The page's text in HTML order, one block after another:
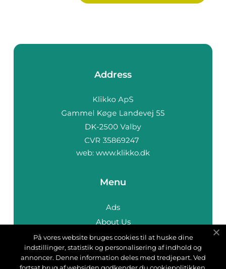
Address
web: www.klikko.dk
Menu
Ads
About Us
Cookies
Contact
Sitemap
På vores website bruges cookies til at huske dine
indstillinger, statistik og personalisering af indhold og
annoncer. Denne information deles med tredjepart. Ved